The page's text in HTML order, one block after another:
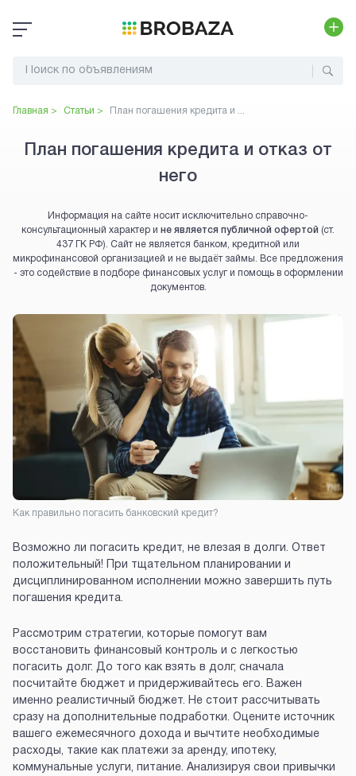
Главная > Статьи > План погашения кредита и ...
План погашения кредита и отказ от
него
Информация на сайте носит исключительно справочно-
консультационный характер и не является публичной офертой (ст.
437 ГК РФ). Сайт не является банком, кредитной или
микрофинансовой организацией и не выдаёт займы. Все предложения
- это содействие в подборе финансовых услуг и помощь в оформлении
документов.
Как правильно погасить банковский кредит?
Возможно ли погасить кредит, не влезая в долги. Ответ
положительный! При тщательном планировании и
дисциплинированном исполнении можно завершить путь
погашения кредита.
Рассмотрим стратегии, которые помогут вам
восстановить финансовый контроль и с легкостью
погасить долг. До того как взять в долг, сначала
посчитайте бюджет и придерживайтесь его. Важен
именно реалистичный бюджет. Не стоит рассчитывать
сразу на дополнительные подработки. Оцените источник
вашего ежемесячного дохода и вычтите необходимые
расходы, такие как платежи за аренду, ипотеку,
коммунальные услуги, питание. Анализируя свои привычки